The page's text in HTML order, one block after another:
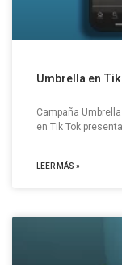
Umbrella en
Campaña
en Tik Tok
LEER MÁS »